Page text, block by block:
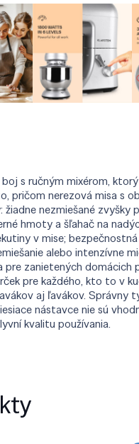
s ručným mixérom,
pričom nerezová misa s
nezmiešané
hmoty a šľahač na
v mise;
alebo intenzívne
pre zanietených
pre každého, kto to v
aj ľavákov.
nástavce nie sú
kvalitu používania.